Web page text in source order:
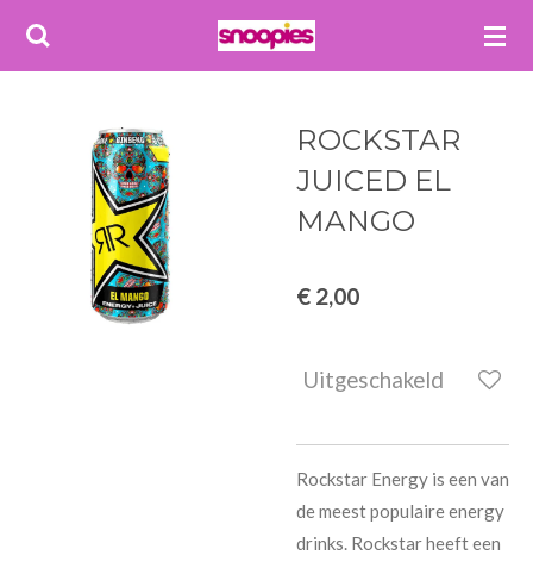
Ga
hoofdinhoud
ROCKSTAR
JUICED EL
MANGO
€ 2,00
Uitgeschakeld
Rockstar Energy is een van
de meest populaire energy
drinks. Rockstar heeft een